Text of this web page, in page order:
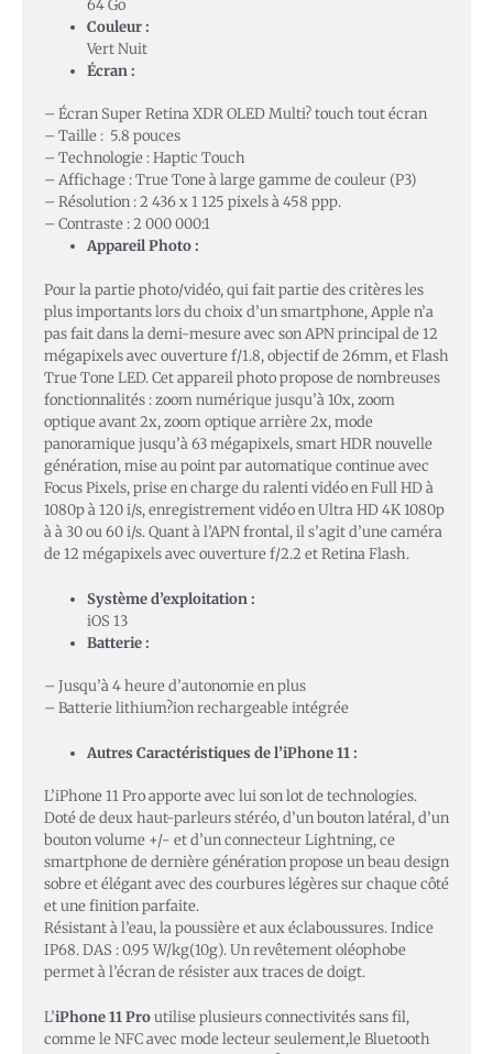
64 Go
Couleur :
Vert Nuit
Écran :
– Écran Super Retina XDR OLED Multi? touch tout écran
– Taille : 5.8 pouces
– Technologie : Haptic Touch
– Affichage : True Tone à large gamme de couleur (P3)
– Résolution : 2 436 x 1 125 pixels à 458 ppp.
– Contraste : 2 000 000:1
Appareil Photo :
Pour la partie photo/vidéo, qui fait partie des critères les
plus importants lors du choix d’un smartphone, Apple n’a
pas fait dans la demi-mesure avec son APN principal de 12
mégapixels avec ouverture f/1.8, objectif de 26mm, et Flash
True Tone LED. Cet appareil photo propose de nombreuses
fonctionnalités : zoom numérique jusqu’à 10x, zoom
optique avant 2x, zoom optique arrière 2x, mode
panoramique jusqu’à 63 mégapixels, smart HDR nouvelle
génération, mise au point par automatique continue avec
Focus Pixels, prise en charge du ralenti vidéo en Full HD à
1080p à 120 i/s, enregistrement vidéo en Ultra HD 4K 1080p
à à 30 ou 60 i/s. Quant à l’APN frontal, il s’agit d’une caméra
de 12 mégapixels avec ouverture f/2.2 et Retina Flash.
Système d’exploitation :
iOS 13
Batterie :
– Jusqu’à 4 heure d’autonomie en plus
– Batterie lithium?ion rechargeable intégrée
Autres Caractéristiques de l’iPhone 11 :
L’iPhone 11 Pro apporte avec lui son lot de technologies.
Doté de deux haut-parleurs stéréo, d’un bouton latéral, d’un
bouton volume +/- et d’un connecteur Lightning, ce
smartphone de dernière génération propose un beau design
sobre et élégant avec des courbures légères sur chaque côté
et une finition parfaite.
Résistant à l’eau, la poussière et aux éclaboussures. Indice
IP68. DAS : 0.95 W/kg(10g). Un revêtement oléophobe
permet à l’écran de résister aux traces de doigt.
L’iPhone 11 Proutilise plusieurs connectivités sans fil,
comme le NFC avec mode lecteur seulement,le Bluetooth